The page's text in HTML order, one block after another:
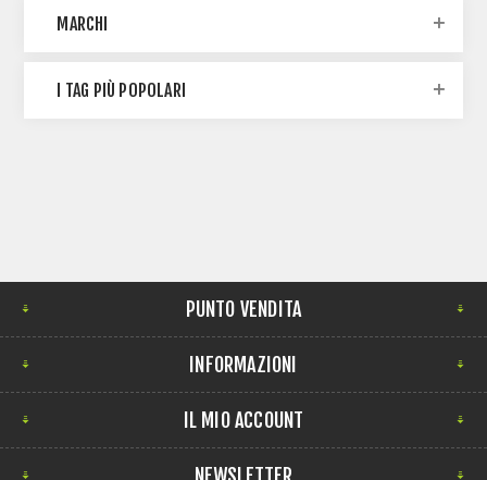
MARCHI
I TAG PIÙ POPOLARI
PUNTO VENDITA
INFORMAZIONI
IL MIO ACCOUNT